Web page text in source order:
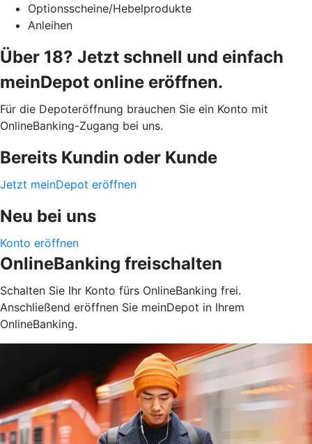
Optionsscheine/Hebelprodukte
Anleihen
Über 18? Jetzt schnell und einfach
meinDepot online eröffnen.
Für die Depoteröffnung brauchen Sie ein Konto mit
OnlineBanking-Zugang bei uns.
Bereits Kundin oder Kunde
Jetzt meinDepot eröffnen
Neu bei uns
Konto eröffnen
OnlineBanking freischalten
Schalten Sie Ihr Konto fürs OnlineBanking frei.
Anschließend eröffnen Sie meinDepot in Ihrem
OnlineBanking.